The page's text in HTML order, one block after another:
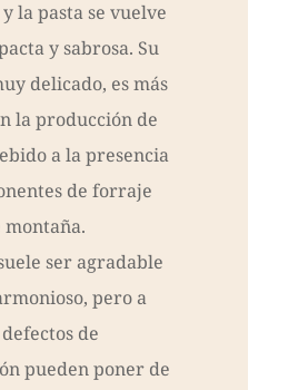
la pasta se vuelve
y sabrosa. Su
delicado, es más
la producción de
a la presencia
de forraje
montaña.
ser agradable
pero a
de
pueden poner de